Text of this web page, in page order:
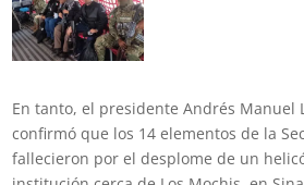
En tanto, el presidente Andrés Manuel
confirmó que los 14 elementos de la
fallecieron por el desplome de un